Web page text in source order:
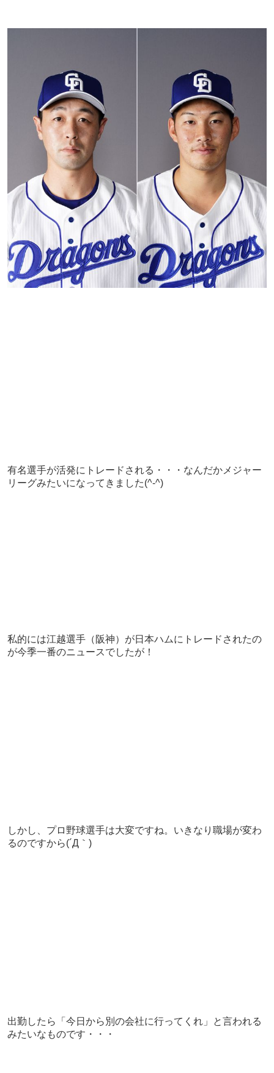
有名選手が活発にトレードされる・・・なんだかメジャー
リーグみたいになってきました(^-^)
私的には江越選手（阪神）が日本ハムにトレードされたの
が今季一番のニュースでしたが！
しかし、プロ野球選手は大変ですね。いきなり職場が変わ
るのですから(´Д｀)
出勤したら「今日から別の会社に行ってくれ」と言われる
みたいなものです・・・